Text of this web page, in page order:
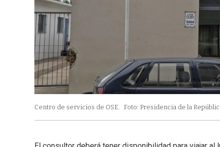
Centro de servicios de OSE. Foto: Presidencia de la